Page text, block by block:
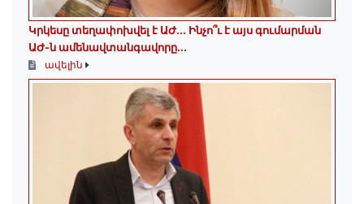
Կրկեսը տեղափոխվել է ԱԺ... Ինչո՞ւ է այս գումարման
ԱԺ-ն ամենավտանգավորը...
ավելին